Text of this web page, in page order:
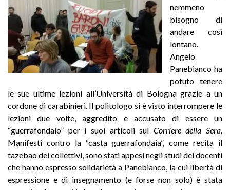
nemmeno
bisogno di
andare così
lontano.
Angelo
Panebianco ha
potuto tenere
le sue ultime lezioni all’Università di Bologna grazie a un
cordone di carabinieri. Il politologo si è visto interrompere le
lezioni due volte, aggredito e accusato di essere un
“guerrafondaio” per i suoi articoli sul Corriere della Sera
Manifesti contro la “casta guerrafondaia”, come recita il
tazebao dei collettivi, sono stati appesi negli studi dei docenti
che hanno espresso solidarietà a Panebianco, la cui libertà di
espressione e di insegnamento (e forse non solo) è stata